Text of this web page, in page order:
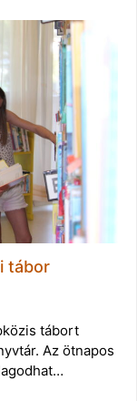
tábor
tábort
Az ötnapos